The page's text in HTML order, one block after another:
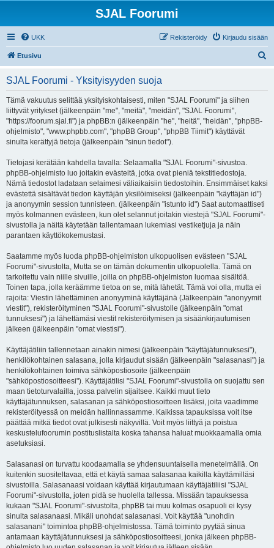
SJAL Foorumi
UKK Kirjaudu sisään
Rekisteröidy
Etusivu
SJAL Foorumi - Yksityisyyden suoja
Tämä vakuutus selittää yksityiskohtaisesti, miten "SJAL Foorumi" ja siihen
liittyvät yritykset (jälkeenpäin "me", "meitä", "meidän", "SJAL Foorumi",
"https://foorum.sjal.fi") ja phpBB:n (jälkeenpäin "he", "heitä", "heidän", "phpBB-
ohjelmisto", "www.phpbb.com", "phpBB Group", "phpBB Tiimit") käyttävät
sinulta kerättyjä tietoja (jälkeenpäin "sinun tiedot").
Tietojasi kerätään kahdella tavalla: Selaamalla "SJAL Foorumi"-sivustoa.
phpBB-ohjelmisto luo joitakin evästeitä, jotka ovat pieniä tekstitiedostoja.
Nämä tiedostot ladataan selaimesi väliaikaisiin tiedostoihin. Ensimmäiset kaksi
evästettä sisältävät tiedon käyttäjän yksilöimiseksi (jälkeenpäin "käyttäjän id")
ja anonyymin session tunnisteen. (jälkeenpäin "istunto id") Saat automaattiseti
myös kolmannen evästeen, kun olet selannut joitakin viestejä "SJAL Foorumi"-
sivustolla ja näitä käytetään tallentamaan lukemiasi vestiketjuja ja näin
parantaen käyttökokemustasi.
Saatamme myös luoda phpBB-ohjelmiston ulkopuolisen evästeen "SJAL
Foorumi"-sivustolta, Mutta se on tämän dokumentin ulkopuolella. Tämä on
tarkoitettu vain niille sivuille, joilla on phpBB-ohjelmiston luomaa sisältöä.
Toinen tapa, jolla keräämme tietoa on se, mitä lähetät. Tämä voi olla, mutta ei
rajoita: Viestin lähettäminen anonyyminä käyttäjänä (Jälkeenpäin "anonyymit
viestit"), rekisteröityminen "SJAL Foorumi"-sivustolle (jälkeenpäin "omat
tunnuksesi") ja lähettämäsi viestit rekisteröitymisen ja sisäänkirjautumisen
jälkeen (jälkeenpäin "omat viestisi").
Käyttäjätiliin tallennetaan ainakin nimesi (jälkeenpäin "käyttäjätunnuksesi"),
henkilökohtainen salasana, jolla kirjaudut sisään (jälkeenpäin "salasanasi") ja
henkilökohtainen toimiva sähköpostiosoite (jälkeenpäin
"sähköpostiosoitteesi"). Käyttäjätilisi "SJAL Foorumi"-sivustolla on suojattu sen
maan tietoturvalailla, jossa palvelin sijaitsee. Kaikki muut tieto
käyttäjätunnuksen, salasanan ja sähköpostiosoitteen lisäksi, joita vaadimme
rekisteröityessä on meidän hallinnassamme. Kaikissa tapauksissa voit itse
päättää mitkä tiedot ovat julkisesti näkyvillä. Voit myös liittyä ja poistua
keskustelufoorumin postituslistalta koska tahansa haluat muokkaamalla omia
asetuksiasi.
Salasanasi on turvattu koodaamalla se yhdensuuntaisella menetelmällä. On
kuitenkin suositeltavaa, että et käytä samaa salasanaa kaikilla käyttämilläsi
sivustoilla. Salasanaasi voidaan käyttää kirjautumaan käyttäjätiliisi "SJAL
Foorumi"-sivustolla, joten pidä se huolella tallessa. Missään tapauksessa
kukaan "SJAL Foorumi"-sivustolta, phpBB tai muu kolmas osapuoli ei kysy
sinulta salasanaasi. Mikäli unohdat salasanasi. Voit käyttää "unohdin
salasanani" toimintoa phpBB-ohjelmistossa. Tämä toiminto pyytää sinua
antamaan käyttäjätunnuksesi ja sähköpostiosoitteesi, jonka jälkeen phpBB-